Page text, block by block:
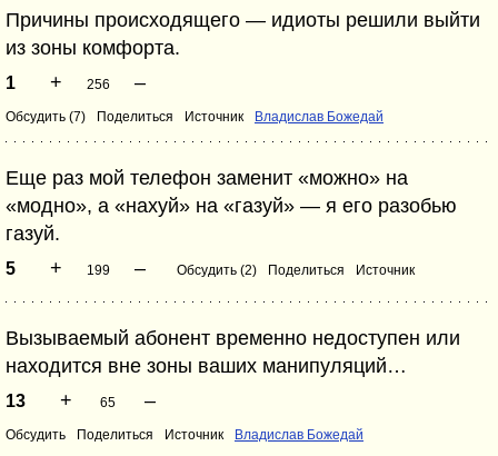
Причины происходящего — идиоты решили выйти
из зоны комфорта.
1 + 256 –
Обсудить (7) Поделиться Источник Владислав Божедай
Еще раз мой телефон заменит «можно» на
«модно», а «нахуй» на «газуй» — я его разобью
газуй.
5 + 199 – Обсудить (2) Поделиться Источник
Вызываемый абонент временно недоступен или
находится вне зоны ваших манипуляций…
13 + 65 –
Обсудить Поделиться Источник Владислав Божедай